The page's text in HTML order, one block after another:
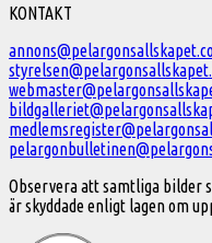
Välkommen
till
Svenska
KONTAKT
Observera att samtliga bilder
är skyddade enligt lagen om